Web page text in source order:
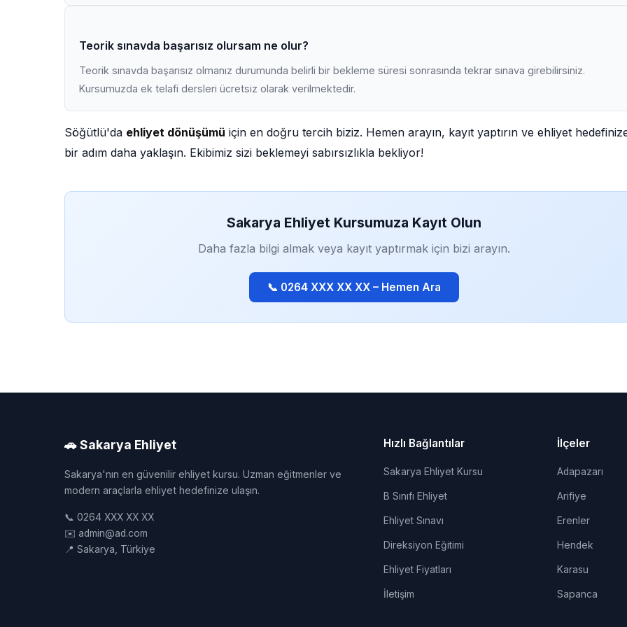
Teorik sınavda başarısız olursam ne olur?
Teorik sınavda başarısız olmanız durumunda belirli bir bekleme süresi sonrasında tekrar sınava girebilirsiniz.
Kursumuzda ek telafi dersleri ücretsiz olarak verilmektedir.
Söğütlü'da ehliyet dönüşümü için en doğru tercih biziz. Hemen arayın, kayıt yaptırın ve ehliyet
bir adım daha yaklaşın. Ekibimiz sizi beklemeyi sabırsızlıkla bekliyor!
Sakarya Ehliyet Kursumuza Kayıt Olun
Daha fazla bilgi almak veya kayıt yaptırmak için bizi arayın.
📞 0264 XXX XX XX – Hemen Ara
🚗 Sakarya Ehliyet
Sakarya'nın en güvenilir ehliyet kursu. Uzman eğitmenler ve
modern araçlarla ehliyet hedefinize ulaşın.
📞 0264 XXX XX XX
✉️ admin@ad.com
📍 Sakarya, Türkiye
Hızlı Bağlantılar
Sakarya Ehliyet Kursu
B Sınıfı Ehliyet
Ehliyet Sınavı
Direksiyon Eğitimi
Ehliyet Fiyatları
İletişim
İlçeler
Adapazarı
Arifiye
Erenler
Hendek
Karasu
Sapanca